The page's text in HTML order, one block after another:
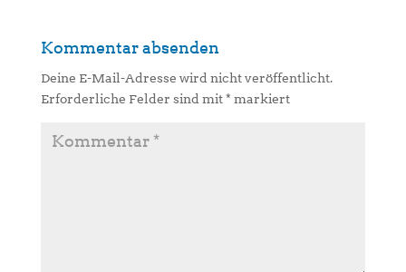
Kommentar absenden
Deine E-Mail-Adresse wird nicht veröffentlicht.
Erforderliche Felder sind mit* markiert